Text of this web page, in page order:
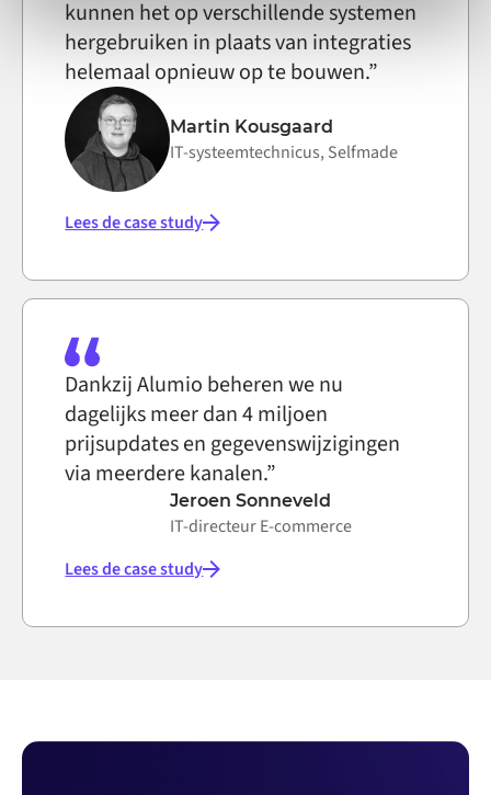
kunnen het op verschillende systemen
hergebruiken in plaats van integraties
helemaal opnieuw op te bouwen.”
Martin Kousgaard
IT-systeemtechnicus, Selfmade
Lees de case study
Dankzij Alumio beheren we nu
dagelijks meer dan 4 miljoen
prijsupdates en gegevenswijzigingen
via meerdere kanalen.”
Jeroen Sonneveld
IT-directeur E-commerce
Lees de case study